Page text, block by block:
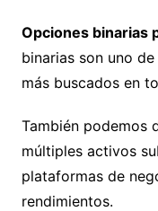
Opciones binarias
binarias son uno
más buscados en
También podemos
múltiples activos
plataformas de
rendimientos.